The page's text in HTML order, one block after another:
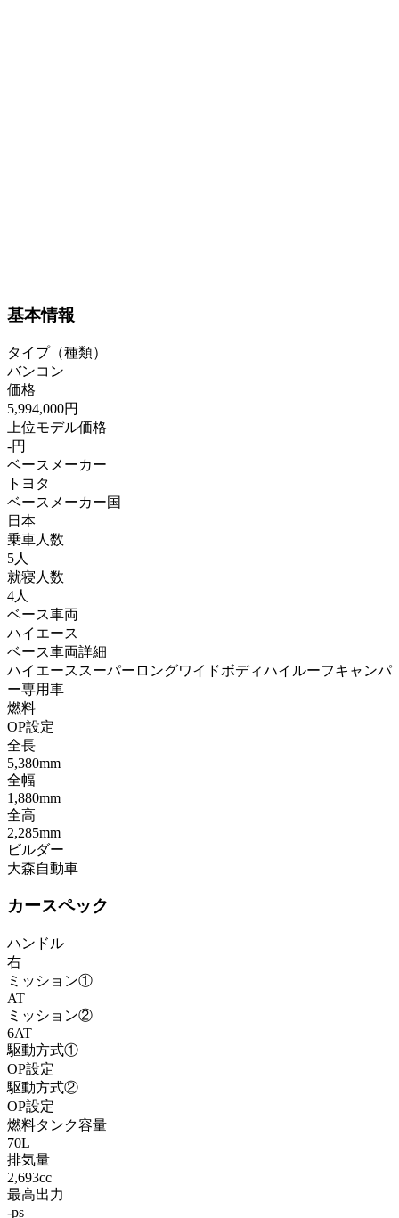
基本情報
タイプ（種類）
バンコン
価格
5,994,000円
上位モデル価格
-円
ベースメーカー
トヨタ
ベースメーカー国
日本
乗車人数
5人
就寝人数
4人
ベース車両
ハイエース
ベース車両詳細
ハイエーススーパーロングワイドボディハイルーフキャンパ
ー専用車
燃料
OP設定
全長
5,380mm
全幅
1,880mm
全高
2,285mm
ビルダー
大森自動車
カースペック
ハンドル
右
ミッション①
AT
ミッション②
6AT
駆動方式①
OP設定
駆動方式②
OP設定
燃料タンク容量
70L
排気量
2,693cc
最高出力
-ps